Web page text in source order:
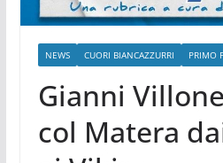
NEWS CUORI BIANCAZZURRI PRIMO
Gianni
col Matera